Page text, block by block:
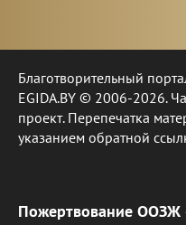
Благотворительный
EGIDA.BY © 2006-2026.
проект. Перепечатка
указанием обратной
Пожертвование ООЗЖ